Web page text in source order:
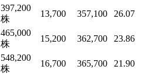
397,200
株
13,700 357,100 26.07
465,000
株
15,200 362,700 23.86
548,200
株
16,700 365,700 21.90